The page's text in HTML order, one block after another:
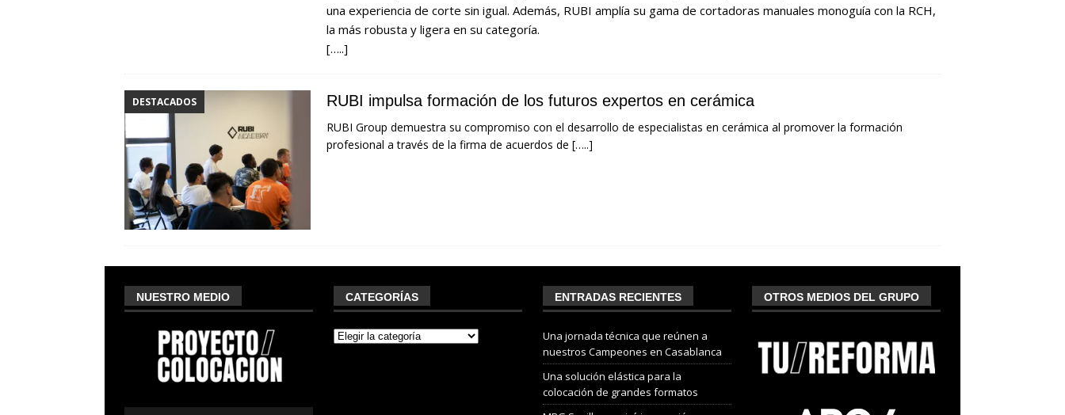
una experiencia de corte sin igual. Además, RUBI amplía su gama de cortadoras manuales monoguía con la RCH,
la más robusta y ligera en su categoría.
[…..]
DESTACADOS RUBI impulsa formación de los futuros expertos en cerámica
RUBI Group demuestra su compromiso con el desarrollo de especialistas en cerámica al promover la formación
profesional a través de la firma de acuerdos de […..]
NUESTRO MEDIO CATEGORÍAS ENTRADAS RECIENTES
Una jornada técnica que reúnen a
nuestros Campeones en Casablanca
Una solución elástica para la
colocación de grandes formatos
OTROS MEDIOS DEL GRUPO